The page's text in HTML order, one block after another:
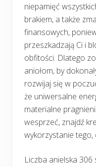
niepamięć
brakiem, a także
finansowych,
przeszkadzają Ci i
obfitości. Dlatego
aniołom, by
rozwijaj się w
że uniwersalne
materialne
wesprzeć, znajdź
wykorzystanie tego,
Liczba anielska 306